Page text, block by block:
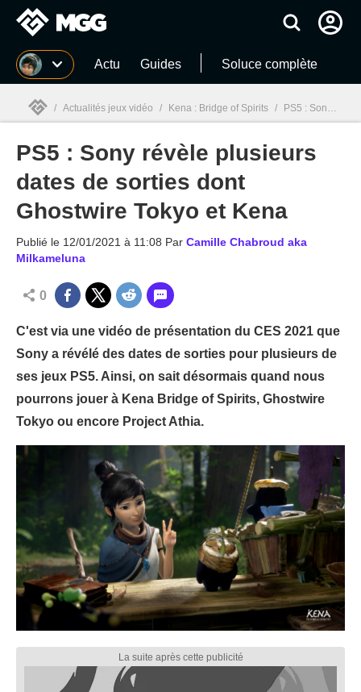
MGG Actu Guides Soluce complète
MGG
/ Actualités jeux vidéo / Kena : Bridge of Spirits / PS5 : Sony révèle plusieurs dates de sorties dont Ghostwire Tokyo et Kena
PS5 : Sony révèle plusieurs
dates de sorties dont
Ghostwire Tokyo et Kena
Publié le 12/01/2021 à 11:08 Par Camille Chabroud aka
Milkameluna
0
C'est via une vidéo de présentation du CES 2021 que
Sony a révélé des dates de sorties pour plusieurs de
ses jeux PS5. Ainsi, on sait désormais quand nous
pourrons jouer à Kena Bridge of Spirits, Ghostwire
Tokyo ou encore Project Athia.